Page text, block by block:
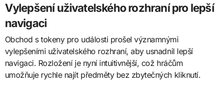
Vylepšení uživatelského rozhraní pro lepší
navigaci
Obchod s tokeny pro události prošel významnými
vylepšeními uživatelského rozhraní, aby usnadnil lepší
navigaci. Rozložení je nyní intuitivnější, což hráčům
umožňuje rychle najít předměty bez zbytečných kliknutí.